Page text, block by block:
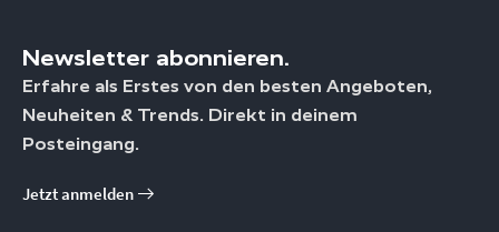
Newsletter abonnieren.
Erfahre als Erstes von den besten Angeboten,
Neuheiten & Trends. Direkt in deinem
Posteingang.
Jetzt anmelden